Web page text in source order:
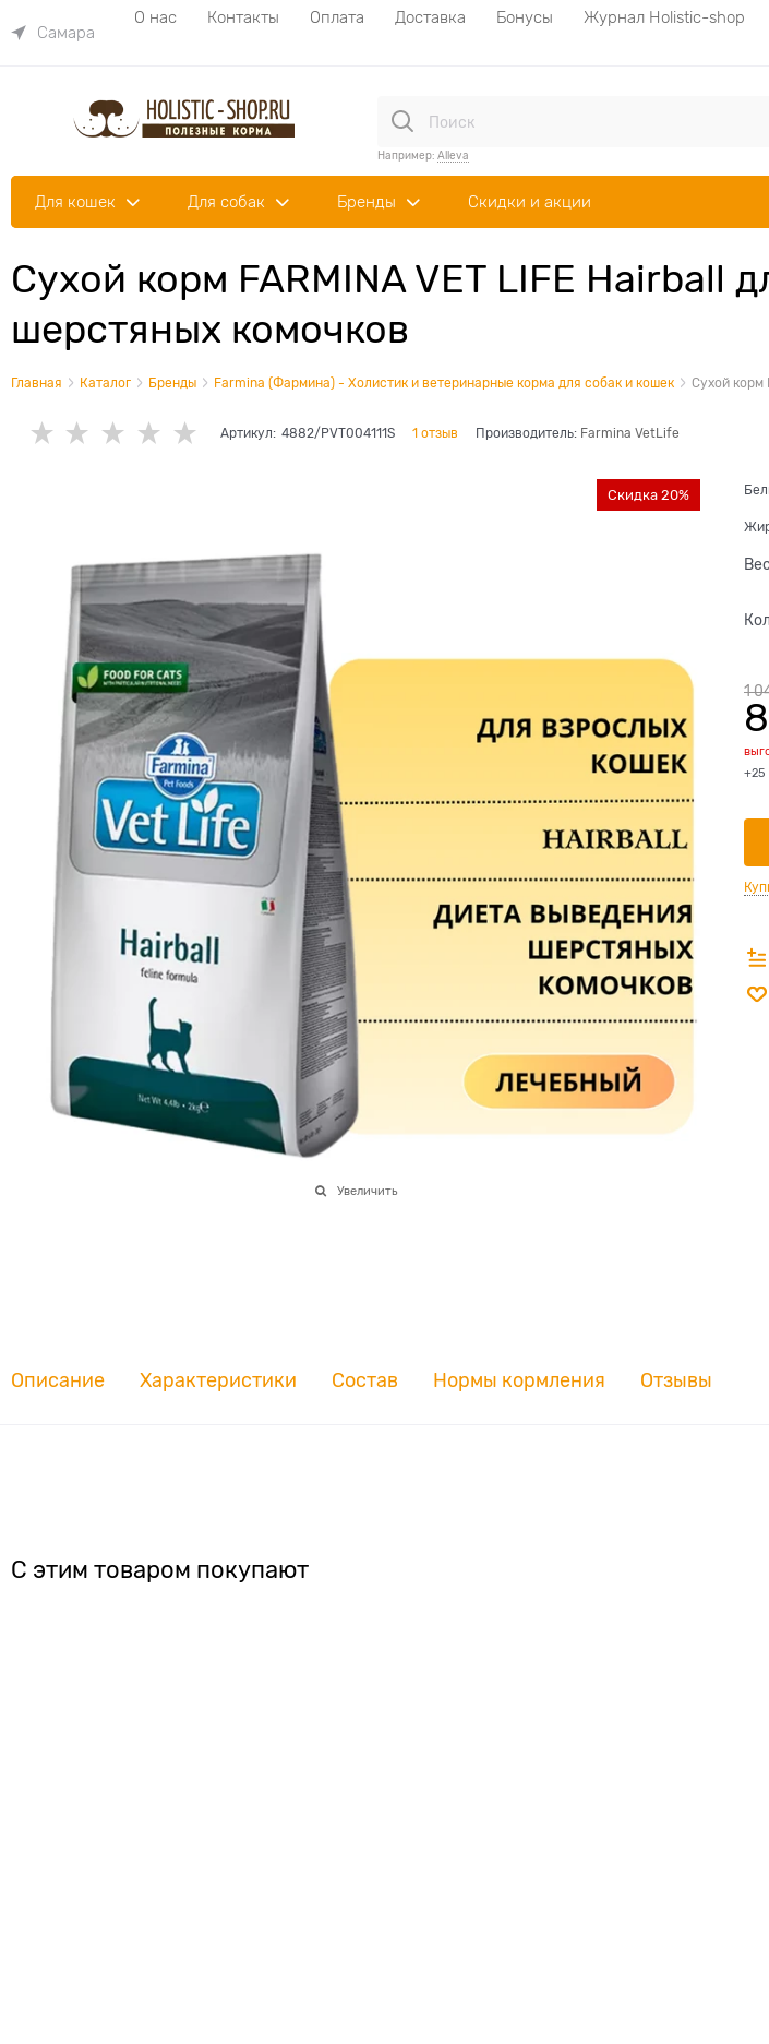
Самара
О нас Контакты Оплата Доставка Бонусы
Журнал Holistic-shop
Например: Alleva
Для кошек Для собак Бренды Скидки и акции
Сухой корм FARMINA VET LIFE Hairball
шерстяных комочков
Главная Каталог Бренды Farmina (Фармина) - Холистик и ветеринарные корма для собак и кошек Сухой корм
Артикул: 4882/PVT004111S 1 отзыв Производитель: Farmina VetLife
Скидка 20%
Увеличить
1
+25
Описание Характеристики Состав Нормы кормления Отзывы
С этим товаром покупают